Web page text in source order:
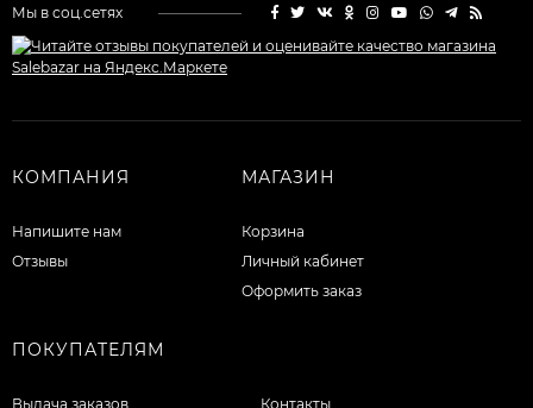
Мы в соц.сетях
КОМПАНИЯ
Напишите нам
Отзывы
МАГАЗИН
Корзина
Личный кабинет
Оформить заказ
ПОКУПАТЕЛЯМ
Выдача заказов
Контакты